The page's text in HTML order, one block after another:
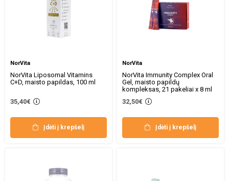
NorVita
NorVita Liposomal Vitamins
C+D, maisto papildas, 100 ml
35,40€
Įdėti į krepšelį
NorVita
NorVita Immunity Complex Oral
Gel, maisto papildų
kompleksas, 21 pakeliai x 8 ml
32,50€
Įdėti į krepšelį